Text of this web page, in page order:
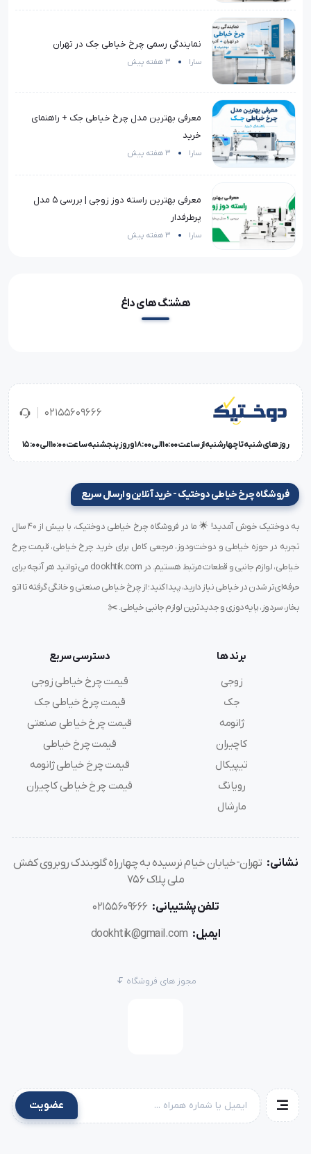
نمایندگی رسمی چرخ خیاطی جک در تهران
سارا 3 هفته پیش
معرفی بهترین مدل چرخ خیاطی جک + راهنمای
خرید
سارا 3 هفته پیش
معرفی بهترین راسته دوز زوجی | بررسی 5 مدل
پرطرفدار
سارا 3 هفته پیش
هشتگ های داغ
02155609666
روز های شنبه تا چهارشنبه از ساعت 10:00 الی 18:00 و روز پنجشنبه ساعت 10:00 الی 15:00
فروشگاه چرخ خیاطی دوختیک - خرید آنلاین و ارسال سریع
به دوختیک خوش آمدید! 🌟 ما در فروشگاه چرخ خیاطی دوختیک، با بیش از ۴۰ سال
تجربه در حوزه خیاطی و دوخت‌ودوز، مرجعی کامل برای خرید چرخ خیاطی، قیمت چرخ
خیاطی، لوازم جانبی و قطعات مرتبط هستیم. در dookhtik.com می‌توانید هر آنچه برای
حرفه‌ای‌تر شدن در خیاطی نیاز دارید، پیدا کنید؛ از چرخ خیاطی صنعتی و خانگی گرفته تا اتو
بخار، سردوز، پایه‌دوزی و جدیدترین لوازم جانبی خیاطی. ✂️
برند ها
زوجی
جک
ژانومه
کاچیران
تیپیکال
رویانگ
مارشال
دسترسی سریع
قیمت چرخ خیاطی زوجی
قیمت چرخ خیاطی جک
قیمت چرخ خیاطی صنعتی
قیمت چرخ خیاطی
قیمت چرخ خیاطی ژانومه
قیمت چرخ خیاطی کاچیران
نشانی: تهران-خیابان خیام نرسیده به چهارراه گلوبندک روبروی کفش
ملی پلاک 756
تلفن پشتیبانی: 02155609666
ایمیل: dookhtik@gmail.com
مجوز های فروشگاه
عضویت